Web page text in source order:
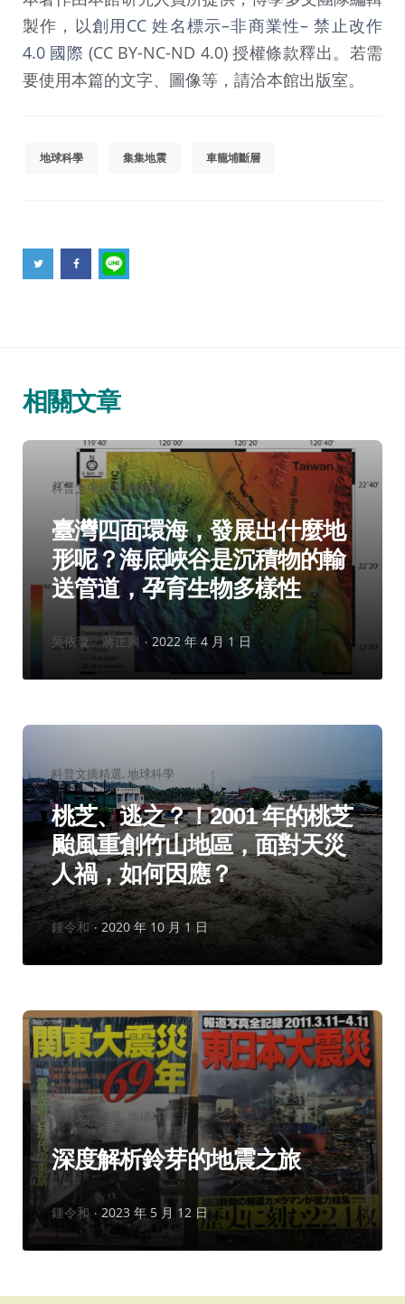
製作，以創用CC 姓名標示–非商業性– 禁止改作
4.0 國際 (CC BY-NC-ND 4.0) 授權條款釋出。若需
要使用本篇的文字、圖像等，請洽本館出版室。
地球科學 集集地震 車籠埔斷層
相關文章
分
類：
科普文摘精選 地球科學
臺灣四面環海，發展出什麼地
形呢？海底峽谷是沉積物的輸
送管道，孕育生物多樣性
作
吳依璇、蔣正興 2022 年 4 月 1 日
分
類：
科普文摘精選 地球科學
桃芝、逃之？！2001 年的桃芝
颱風重創竹山地區，面對天災
人禍，如何因應？
作
鍾令和 2020 年 10 月 1 日
分
類：
科普文摘精選 地球科學
深度解析鈴芽的地震之旅
作
鍾令和 2023 年 5 月 12 日